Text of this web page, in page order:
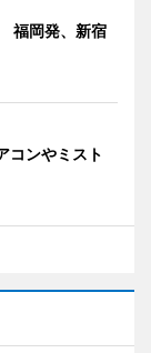
福岡発、新宿
コンやミスト